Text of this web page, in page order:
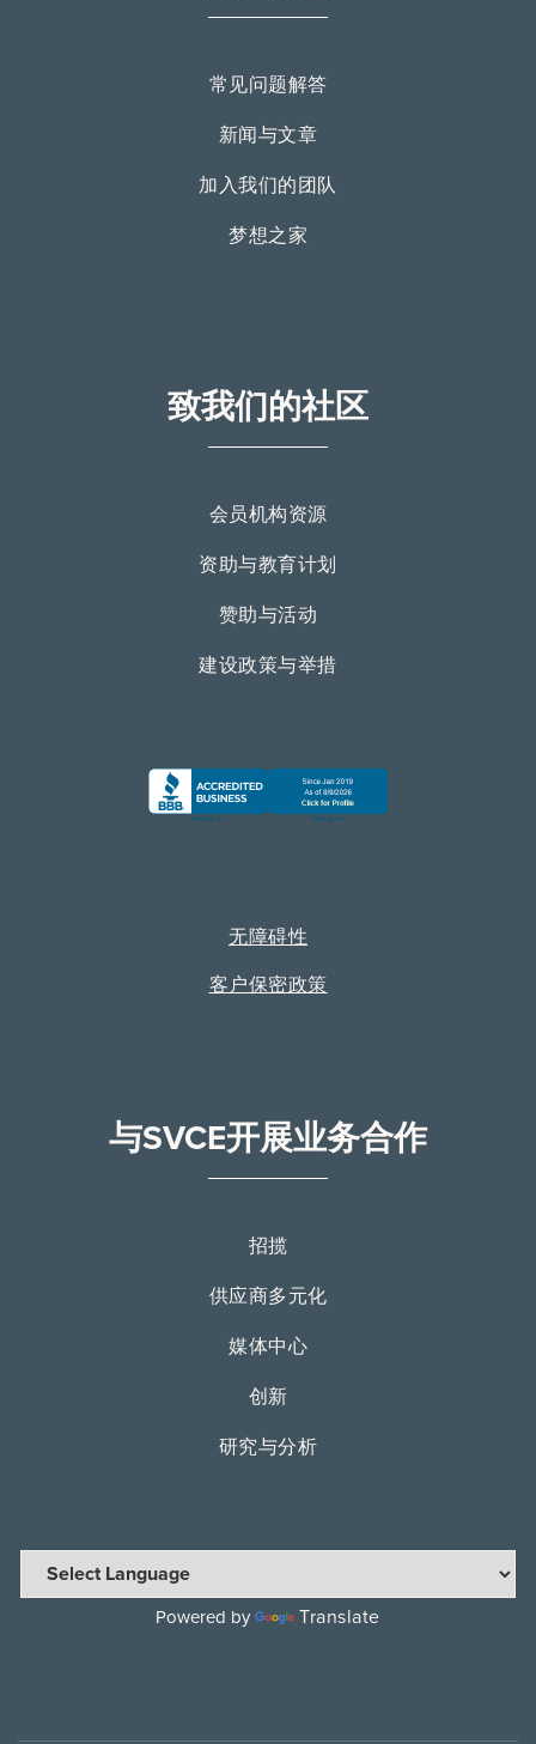
常见问题解答
新闻与文章
加入我们的团队
梦想之家
致我们的社区
会员机构资源
资助与教育计划
赞助与活动
建设政策与举措
无障碍性
客户保密政策
与SVCE开展业务合作
招揽
供应商多元化
媒体中心
创新
研究与分析
Powered by Translate